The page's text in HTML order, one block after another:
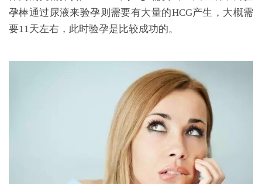
孕棒通过尿液来验孕则需要有大量的HCG产生，大概需
要11天左右，此时验孕是比较成功的。